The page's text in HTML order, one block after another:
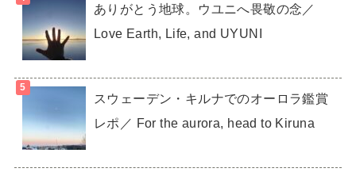
ありがとう地球。ウユニへ畏敬の念／
Love Earth, Life, and UYUNI
スウェーデン・キルナでのオーロラ鑑賞
レポ／ For the aurora, head to Kiruna